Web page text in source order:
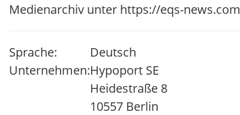
Medienarchiv unter https://eqs-news.com
Sprache:
Deutsch
Unternehmen:Hypoport SE
Heidestraße 8
10557 Berlin